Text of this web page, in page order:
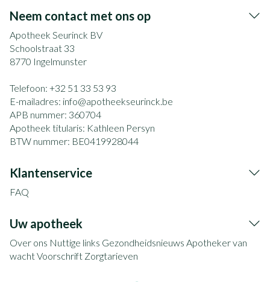
Neem contact met ons op
Apotheek Seurinck BV
Schoolstraat 33
8770 Ingelmunster
Telefoon: +32 51 33 53 93
E-mailadres: info@apotheekseurinck.be
APB nummer: 360704
Apotheek titularis: Kathleen Persyn
BTW nummer: BE0419928044
Klantenservice
FAQ
Uw apotheek
Over ons Nuttige links Gezondheidsnieuws Apotheker van
wachtVoorschrift Zorgtarieven